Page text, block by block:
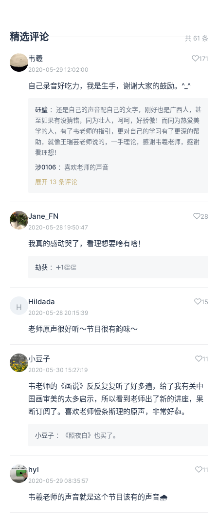
精选评论 共 61 条
韦羲 171
2020-05-29 12:02:00
自己录音好吃力，我是生手，谢谢大家的鼓励。^_^
砡璧 ：还是自己的声音配自己的文字，刚好也是广西人，甚
至如果有没猜错，同为壮人，呵呵，好骄傲！而同为热爱美
学的人，有了韦老师的指引，更对自己的学习有了更深的帮
助，就像王瑞芸老师说的，一手理论，感谢韦羲老师，感谢
看理想！
涉0106 ：喜欢老师的声音
展开 13 条评论
Jane_FN 28
2020-05-28 19:50:47
我真的感动哭了，看理想要啥有啥！
劫获 ：➕1👏👏
H
Hildada 15
2020-05-28 20:15:39
老师原声很好听～节目很有韵味～
小豆子 11
2020-05-30 15:27:19
韦老师的《画说》反反复复听了好多遍，给了我有关中
国画审美的太多启示，所以看到老师出了新的讲座，果
断订阅了。喜欢老师慢条斯理的原声，非常好👍。
小豆子 ：《照夜白》也买了。
hyl 11
2020-05-29 08:35:57
韦羲老师的声音就是这个节目该有的声音🌧️